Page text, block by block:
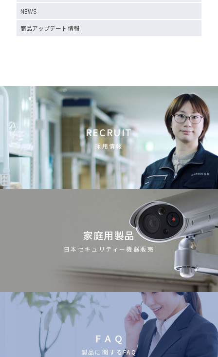
NEWS
商品アップデート情報
RECRUIT
採用情報
家庭用製品
日本セキュリティー機器販売
F A Q
製品に関するFAQ